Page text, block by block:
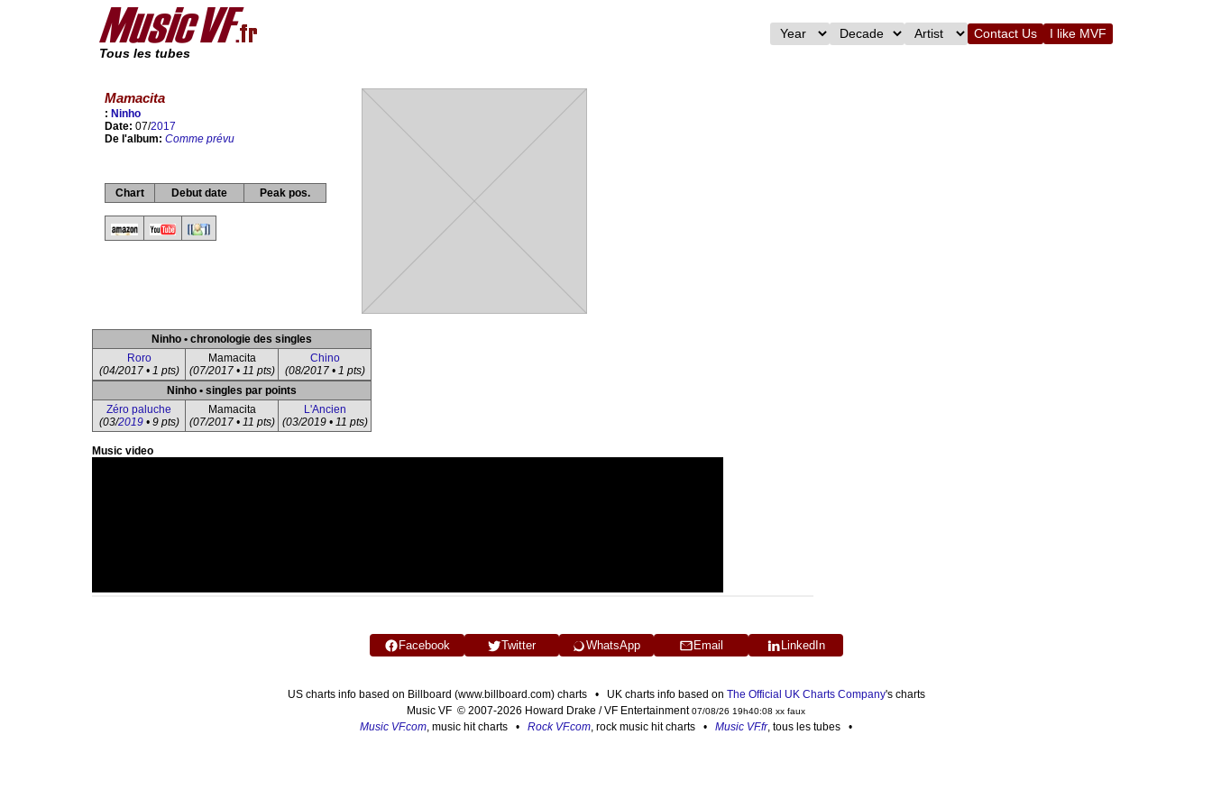
Tous les tubes
Contact Us I like MVF
Mamacita
: Ninho
Date: 07/2017
De l'album: Comme prévu
Chart Debut date Peak pos.
Ninho • chronologie des singles
Roro
(04/2017 • 1 pts)
Mamacita
(07/2017 • 11 pts)
Chino
(08/2017 • 1 pts)
Ninho • singles par points
Zéro paluche
(03/2019• 9 pts)
Mamacita
(07/2017 • 11 pts)
L'Ancien
(03/2019 • 11 pts)
Music video
Facebook Twitter WhatsApp Email LinkedIn
US charts info based on Billboard (www.billboard.com) charts • UK charts info based on The Official UK Charts Company's charts
Music VF © 2007-2026 Howard Drake / VF Entertainment07/08/26 19h40:08 xx faux
Music VF.com, music hit charts • Rock VF.com, rock music hit charts • Music VF.fr, tous les tubes •